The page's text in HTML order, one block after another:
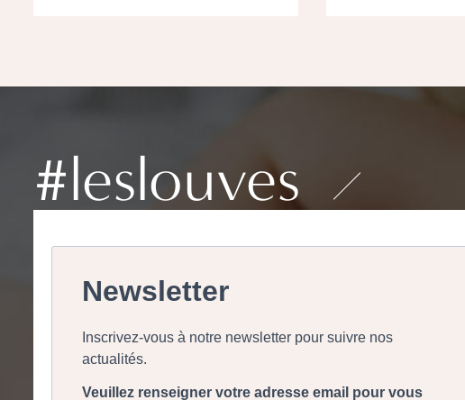
#leslouves